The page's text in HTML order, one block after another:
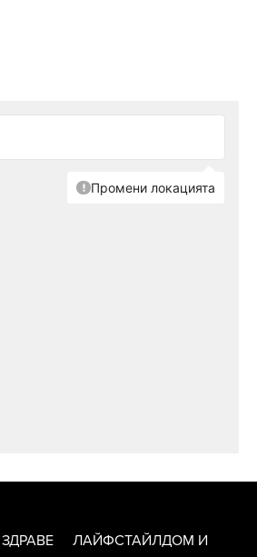
ЗДРАВЕ ЛАЙФСТАЙЛДОМ И